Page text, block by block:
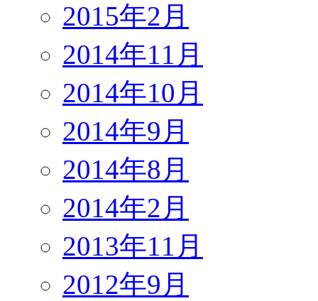
2015年2月
2014年11月
2014年10月
2014年9月
2014年8月
2014年2月
2013年11月
2012年9月